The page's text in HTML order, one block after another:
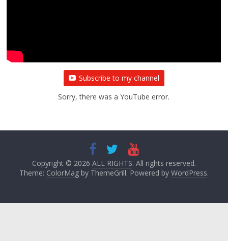
Subscribe to my channel
Sorry, there was a YouTube error.
Copyright © 2026 ALL RIGHTS. All rights reserved.
Theme: ColorMagby ThemeGrill. Powered by WordPress.